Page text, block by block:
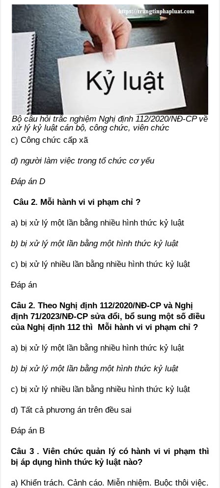
Bộ câu hỏi trắc nghiệm Nghị định 112/2020/NĐ-CP về
xử lý kỷ luật cán bộ, công chức, viên chức
c) Công chức cấp xã
d) người làm việc trong tổ chức cơ yếu
Đáp án D
Câu 2. Mỗi hành vi vi phạm chỉ ?
a) bị xử lý một lần bằng nhiều hình thức kỷ luật
b) bị xử lý một lần bằng một hình thức kỷ luật
c) bị xử lý nhiều lần bằng nhiều hình thức kỷ luật
Đáp án
Câu 2. Theo Nghị định 112/2020/NĐ-CP và Nghị
định 71/2023/NĐ-CP sửa đổi, bổ sung một số điều
của Nghị định 112 thì Mỗi hành vi vi phạm chỉ ?
a) bị xử lý một lần bằng nhiều hình thức kỷ luật
b) bị xử lý một lần bằng một hình thức kỷ luật
c) bị xử lý nhiều lần bằng nhiều hình thức kỷ luật
d) Tất cả phương án trên đều sai
Đáp án B
Câu 3 . Viên chức quản lý có hành vi vi phạm thì
bị áp dụng hình thức kỷ luật nào?
a) Khiển trách. Cảnh cáo. Miễn nhiệm. Buộc thôi việc.